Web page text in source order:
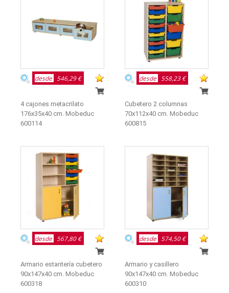
desde 546,29 €
4 cajones metacrilato
176x35x40 cm. Mobeduc
600114
desde 558,23 €
Cubetero 2 columnas
70x112x40 cm. Mobeduc
600815
desde 567,80 €
Armario estantería cubetero
90x147x40 cm. Mobeduc
600318
desde 574,50 €
Armario y casillero
90x147x40 cm. Mobeduc
600310